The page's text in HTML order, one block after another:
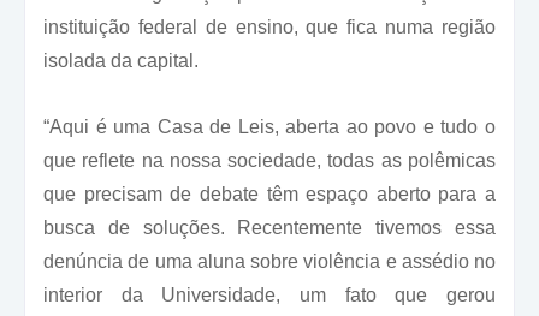
instituição federal de ensino, que fica numa região
isolada da capital.
“Aqui é uma Casa de Leis, aberta ao povo e tudo o
que reflete na nossa sociedade, todas as polêmicas
que precisam de debate têm espaço aberto para a
busca de soluções. Recentemente tivemos essa
denúncia de uma aluna sobre violência e assédio no
interior da Universidade, um fato que gerou